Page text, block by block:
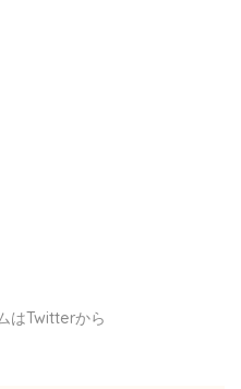
はTwitterから